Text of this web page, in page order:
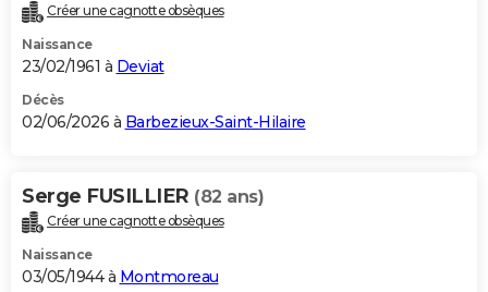
Créer une cagnotte obsèques
Naissance
23/02/1961 à Deviat
Décès
02/06/2026 à Barbezieux-Saint-Hilaire
Serge FUSILLIER (82 ans)
Créer une cagnotte obsèques
Naissance
03/05/1944 à Montmoreau